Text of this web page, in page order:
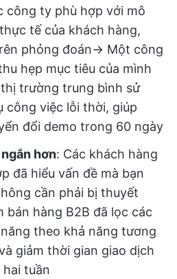
công ty phù hợp với mô
tế của khách hàng,
phỏng đoán→ Một công
hẹp mục tiêu của mình
trường trung bình sử
công việc lỗi thời, giúp
đổi demo trong 60 ngày
hơn: Các khách hàng
đã hiểu vấn đề mà bạn
cần phải bị thuyết
hàng B2B đã lọc các
theo khả năng tương
giảm thời gian giao dịch
tuần